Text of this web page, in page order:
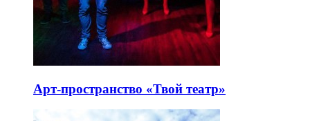
Арт-пространство «Твой театр»